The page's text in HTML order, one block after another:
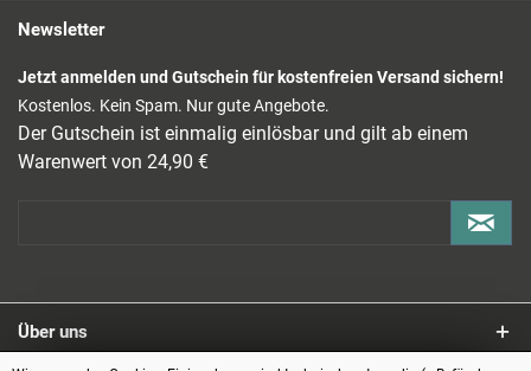
Newsletter
Jetzt anmelden und Gutschein für kostenfreien Versand sichern!
Kostenlos. Kein Spam. Nur gute Angebote.
Der Gutschein ist einmalig einlösbar und gilt ab einem
Warenwert von 24,90 €
Über uns